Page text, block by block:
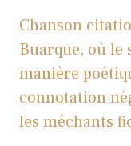
Chanson
Buarque, où le
manière
connotation
les méchants